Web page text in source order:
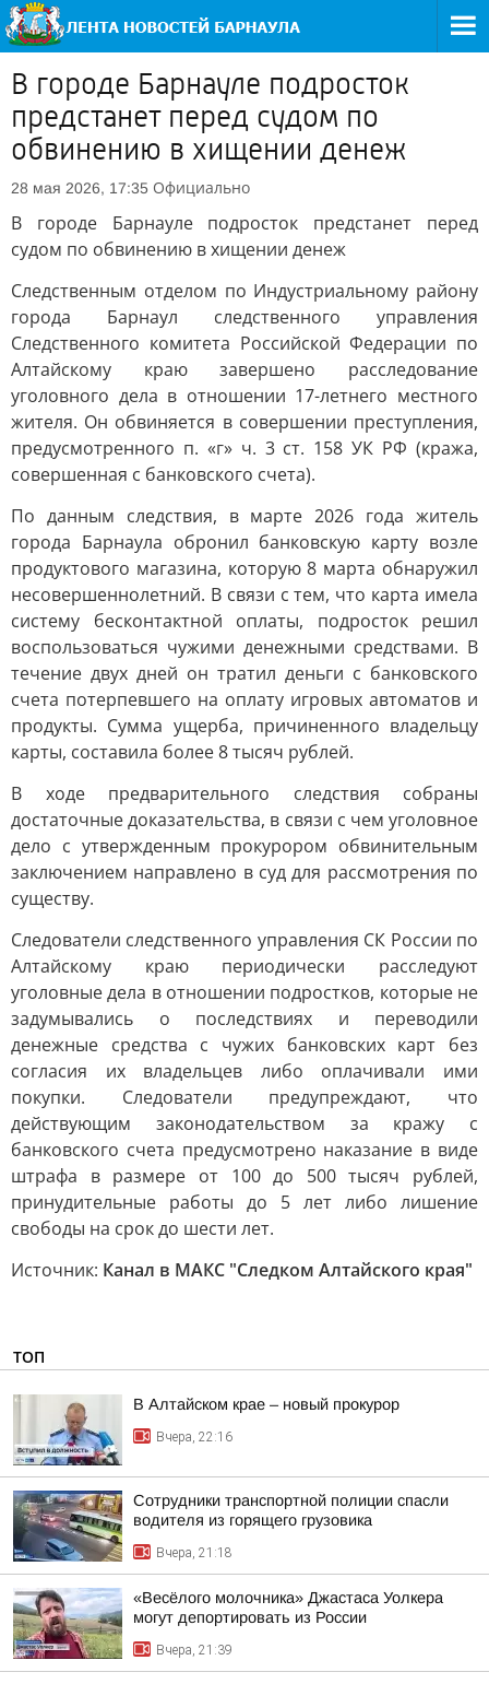
В городе Барнауле подросток
предстанет перед судом по
обвинению в хищении денеж
28 мая 2026, 17:35 Официально
В городе Барнауле подросток предстанет перед
судом по обвинению в хищении денеж
Следственным отделом по Индустриальному району
города Барнаул следственного управления
Следственного комитета Российской Федерации по
Алтайскому краю завершено расследование
уголовного дела в отношении 17-летнего местного
жителя. Он обвиняется в совершении преступления,
предусмотренного п. «г» ч. 3 ст. 158 УК РФ (кража,
совершенная с банковского счета).
По данным следствия, в марте 2026 года житель
города Барнаула обронил банковскую карту возле
продуктового магазина, которую 8 марта обнаружил
несовершеннолетний. В связи с тем, что карта имела
систему бесконтактной оплаты, подросток решил
воспользоваться чужими денежными средствами. В
течение двух дней он тратил деньги с банковского
счета потерпевшего на оплату игровых автоматов и
продукты. Сумма ущерба, причиненного владельцу
карты, составила более 8 тысяч рублей.
В ходе предварительного следствия собраны
достаточные доказательства, в связи с чем уголовное
дело с утвержденным прокурором обвинительным
заключением направлено в суд для рассмотрения по
существу.
Следователи следственного управления СК России по
Алтайскому краю периодически расследуют
уголовные дела в отношении подростков, которые не
задумывались о последствиях и переводили
денежные средства с чужих банковских карт без
согласия их владельцев либо оплачивали ими
покупки. Следователи предупреждают, что
действующим законодательством за кражу с
банковского счета предусмотрено наказание в виде
штрафа в размере от 100 до 500 тысяч рублей,
принудительные работы до 5 лет либо лишение
свободы на срок до шести лет.
Источник: Канал в МАКС "Следком Алтайского края"
ТОП
В Алтайском крае – новый прокурор
Вчера, 22:16
Сотрудники транспортной полиции спасли
водителя из горящего грузовика
Вчера, 21:18
«Весёлого молочника» Джастаса Уолкера
могут депортировать из России
Вчера, 21:39